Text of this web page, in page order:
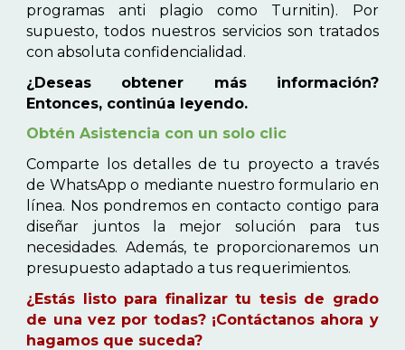
programas anti plagio como Turnitin). Por
supuesto, todos nuestros servicios son tratados
con absoluta confidencialidad.
¿Deseas obtener más información?
Entonces, continúa leyendo.
Obtén Asistencia con un solo clic
Comparte los detalles de tu proyecto a través
de WhatsApp o mediante nuestro formulario en
línea. Nos pondremos en contacto contigo para
diseñar juntos la mejor solución para tus
necesidades. Además, te proporcionaremos un
presupuesto adaptado a tus requerimientos.
¿Estás listo para finalizar tu tesis de grado
de una vez por todas? ¡Contáctanos ahora y
hagamos que suceda?